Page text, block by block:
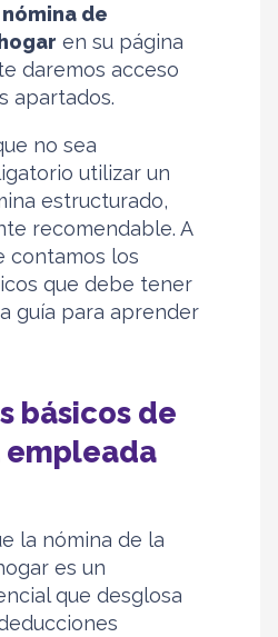
de
en su página
daremos acceso
apartados.
no sea
utilizar un
estructurado,
recomendable. A
contamos los
que debe tener
guía para aprender
básicos de
empleada
la nómina de la
es un
que desglosa